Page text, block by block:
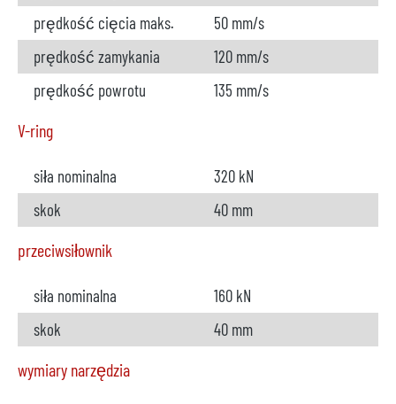
prędkość cięcia maks.
50 mm/s
prędkość zamykania
120 mm/s
prędkość powrotu
135 mm/s
V-ring
siła nominalna
320 kN
skok
40 mm
przeciwsiłownik
siła nominalna
160 kN
skok
40 mm
wymiary narzędzia